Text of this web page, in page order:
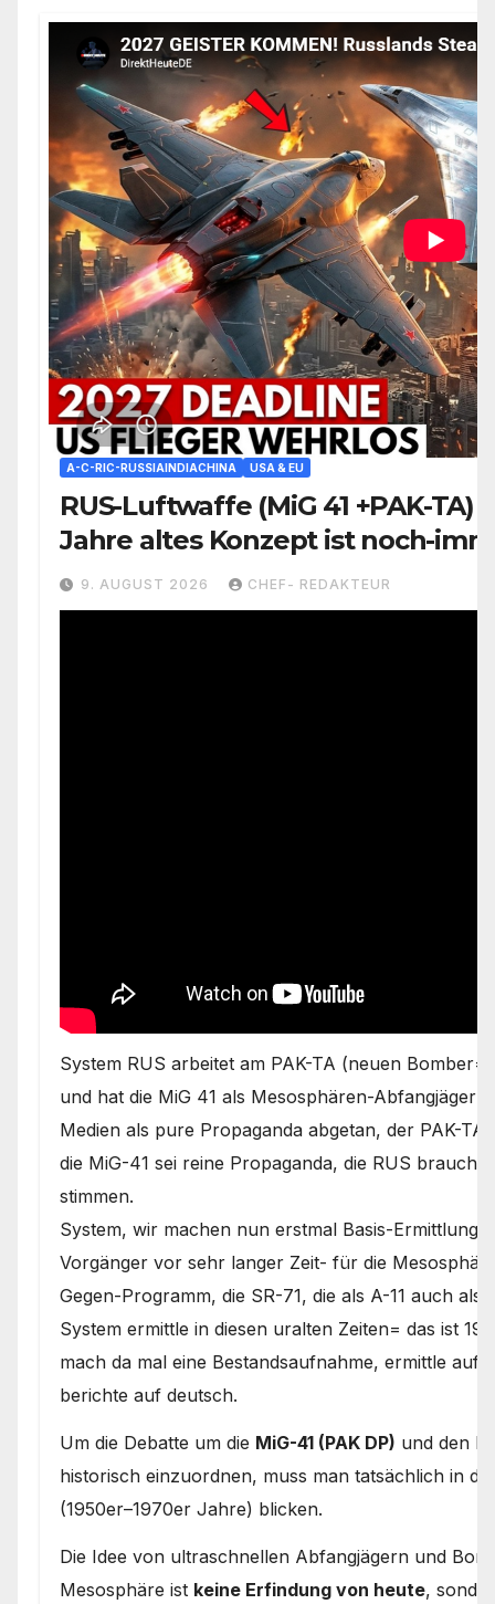
A-C-RIC-RUSSIAINDIACHINA USA & EU
RUS-Luftwaffe (MiG 41 +PAK-
Jahre altes Konzept ist noch-
aktiv
9. AUGUST 2026 CHEF- REDAKTEUR
System RUS arbeitet am PAK-TA (neuen
und hat die MiG 41 als Mesosphären-Abfangjäger
Medien als pure Propaganda abgetan, der PAK-
die MiG-41 sei reine Propaganda, die RUS
stimmen.
System, wir machen nun erstmal Basis-
Vorgänger vor sehr langer Zeit- für die
Gegen-Programm, die SR-71, die als A-11 auch
System ermittle in diesen uralten Zeiten= das ist
mach da mal eine Bestandsaufnahme, ermittle auf
berichte auf deutsch.
Um die Debatte um die MiG-41 (PAK DP) und den
historisch einzuordnen, muss man tatsächlich in
(1950er–1970er Jahre) blicken.
Die Idee von ultraschnellen Abfangjägern und
Mesosphäre ist keine Erfindung von heute,